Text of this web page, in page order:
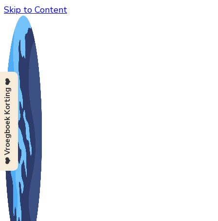
Skip to Content
❤️ Vroegboek Korting ❤️